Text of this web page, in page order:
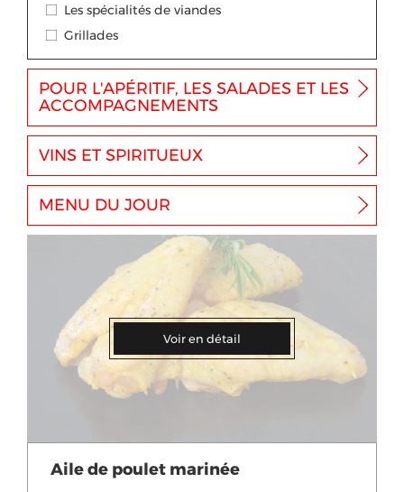
Les spécialités de viandes
Grillades
POUR L'APÉRITIF, LES SALADES ET LES
ACCOMPAGNEMENTS
VINS ET SPIRITUEUX
MENU DU JOUR
Voir en détail
Aile de poulet marinée